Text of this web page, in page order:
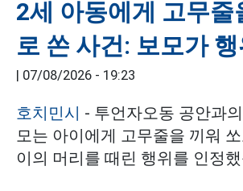
2세 아동에게 고무줄
로 쏜 사건: 보모가
| 07/08/2026 - 19:23
호치민시 - 투언자오동 공안과
모는 아이에게 고무줄을 끼워
이의 머리를 때린 행위를 인정